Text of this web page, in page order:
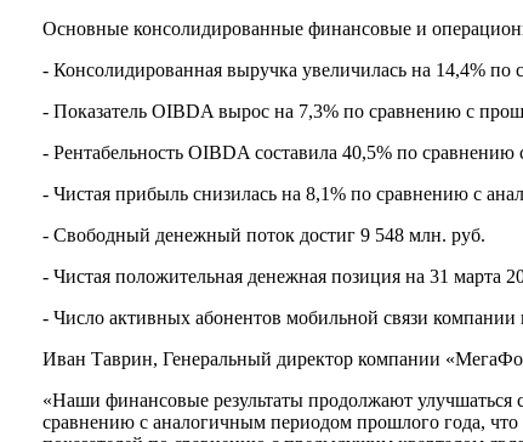
Основные консолидированные финансовые и
- Консолидированная выручка увеличилась на 14,4%
- Показатель OIBDA вырос на 7,3% по сравнению с
- Рентабельность OIBDA составила 40,5% по
- Чистая прибыль снизилась на 8,1% по сравнению с
- Свободный денежный поток достиг 9 548 млн. руб.
- Чистая положительная денежная позиция на 31 марта
- Число активных абонентов мобильной связи
Иван Таврин, Генеральный директор компании
«Наши финансовые результаты продолжают
сравнению с аналогичным периодом прошлого года,